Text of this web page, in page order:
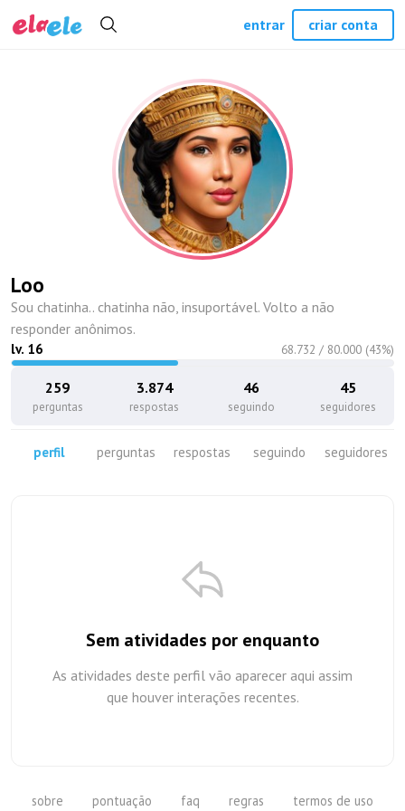
Loo
Sou chatinha.. chatinha não, insuportável. Volto a não
responder anônimos.
lv. 16 68.732 / 80.000 (43%)
259
perguntas
3.874
respostas
46
seguindo
45
seguidores
perfil perguntas respostas seguindo seguidores
Sem atividades por enquanto
As atividades deste perfil vão aparecer aqui assim
que houver interações recentes.
sobre pontuação faq regras termos de uso
entrar criar conta